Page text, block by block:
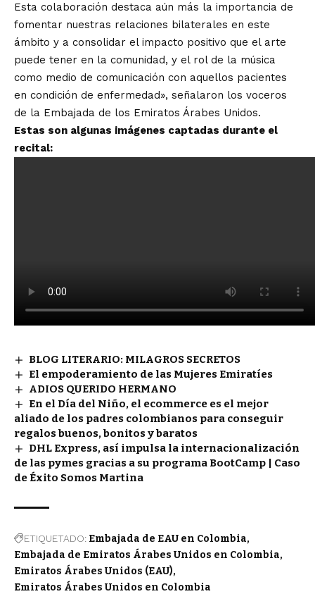
Esta colaboración destaca aún más la importancia de
fomentar nuestras relaciones bilaterales en este
ámbito y a consolidar el impacto positivo que el arte
puede tener en la comunidad, y el rol de la música
como medio de comunicación con aquellos pacientes
en condición de enfermedad», señalaron los voceros
de la Embajada de los Emiratos Árabes Unidos.
Estas son algunas imágenes captadas durante el
recital:
BLOG LITERARIO: MILAGROS SECRETOS
El empoderamiento de las Mujeres Emiratíes
ADIOS QUERIDO HERMANO
En el Día del Niño, el ecommerce es el mejor
aliado de los padres colombianos para conseguir
regalos buenos, bonitos y baratos
DHL Express, así impulsa la internacionalización
de las pymes gracias a su programa BootCamp | Caso
de Éxito Somos Martina
ETIQUETADO: Embajada de EAU en Colombia
Embajada de Emiratos Árabes Unidos en Colombia
Emiratos Árabes Unidos (EAU)
Emiratos Árabes Unidos en Colombia